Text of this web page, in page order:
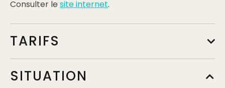
Consulter le site internet.
TARIFS
SITUATION